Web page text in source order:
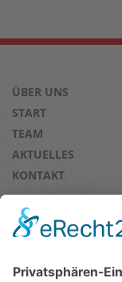
ÜBER UNS
START
TEAM
AKTUELLES
KONTAKT
PRAKTIKA